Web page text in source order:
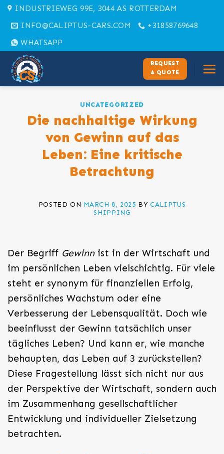
Skip
content
INDUSTRIEWEG 99E, 3044 AS ROTTERDAM
INFO@CALIPTUS-CARS.COM
+31858769648
WHATSAPP
REQUEST
A QUOTE
UNCATEGORIZED
Die nachhaltige Wirkung
von Gewinn auf das
Leben: Eine kritische
Betrachtung
POSTED ON MARCH 8, 2025 BY CALIPTUS
SHIPPING
Der Begriff Gewinnist in der Wirtschaft und
im persönlichen Leben vielschichtig. Für viele
steht er synonym für finanziellen Erfolg,
persönliches Wachstum oder eine
Verbesserung der Lebensqualität. Doch wie
beeinflusst der Gewinn tatsächlich unser
tägliches Leben? Und kann er, wie manche
behaupten, das Leben auf 3 zurückstellen?
Diese Fragestellung lässt sich nicht nur aus
der Perspektive der Wirtschaft, sondern auch
im Zusammenhang gesellschaftlicher
Entwicklung und individueller Zielsetzung
betrachten.